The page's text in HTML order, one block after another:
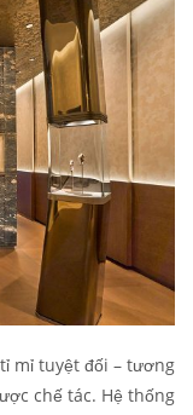
mỉ tuyệt đối – tương
chế tác. Hệ thống